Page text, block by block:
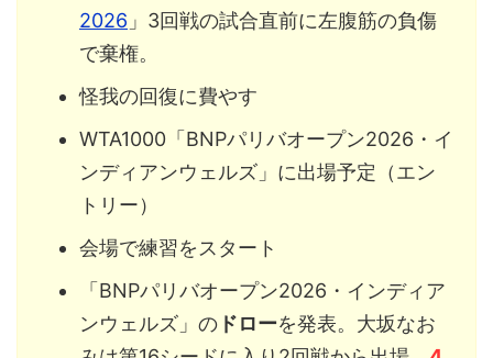
2026 」3回戦の試合直前に左腹筋の負傷
で棄権。
怪我の回復に費やす
WTA1000「BNPパリバオープン2026・イ
ンディアンウェルズ」に出場予定（エン
トリー）
会場で練習をスタート
「BNPパリバオープン2026・インディア
ンウェルズ」の ドローを発表。大坂なお